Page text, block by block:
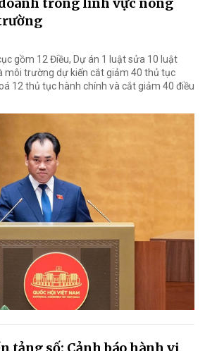
gồm 12 Điều, Dự án 1 luật sửa 10 luật
môi trường dự kiến cắt giảm 40 thủ tục
12 thủ tục hành chính và cắt giảm 40 điều
tảng số: Cảnh báo hành vi